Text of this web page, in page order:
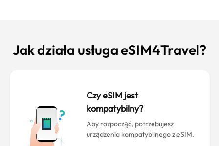
Jak działa usługa eSIM4Travel?
Czy eSIM jest
kompatybilny?
Aby rozpocząć, potrzebujesz
urządzenia kompatybilnego z eSIM.